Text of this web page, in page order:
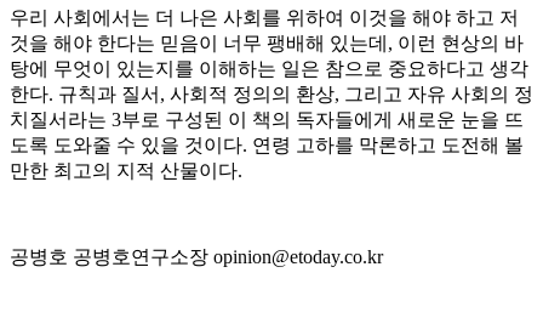
우리 사회에서는 더 나은 사회를 위하여 이것을 해야 하고 저
것을 해야 한다는 믿음이 너무 팽배해 있는데, 이런 현상의 바
탕에 무엇이 있는지를 이해하는 일은 참으로 중요하다고 생각
한다. 규칙과 질서, 사회적 정의의 환상, 그리고 자유 사회의 정
치질서라는 3부로 구성된 이 책의 독자들에게 새로운 눈을 뜨
도록 도와줄 수 있을 것이다. 연령 고하를 막론하고 도전해 볼
만한 최고의 지적 산물이다.
공병호 공병호연구소장 opinion@etoday.co.kr